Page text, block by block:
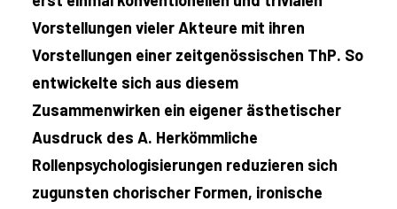
Vorstellungen vieler Akteure mit ihren
Vorstellungen einer zeitgenössischen ThP. So
entwickelte sich aus diesem
Zusammenwirken ein eigener ästhetischer
Ausdruck des A. Herkömmliche
Rollenpsychologisierungen reduzieren sich
zugunsten chorischer Formen, ironische